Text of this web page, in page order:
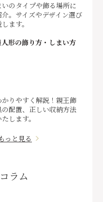
のタイプや飾る場所に
。サイズやデザイン選び
ます。
形の飾り方・しまい方
りやすく解説！親王飾
配置、正しい収納方法
します。
っと見る
ラム